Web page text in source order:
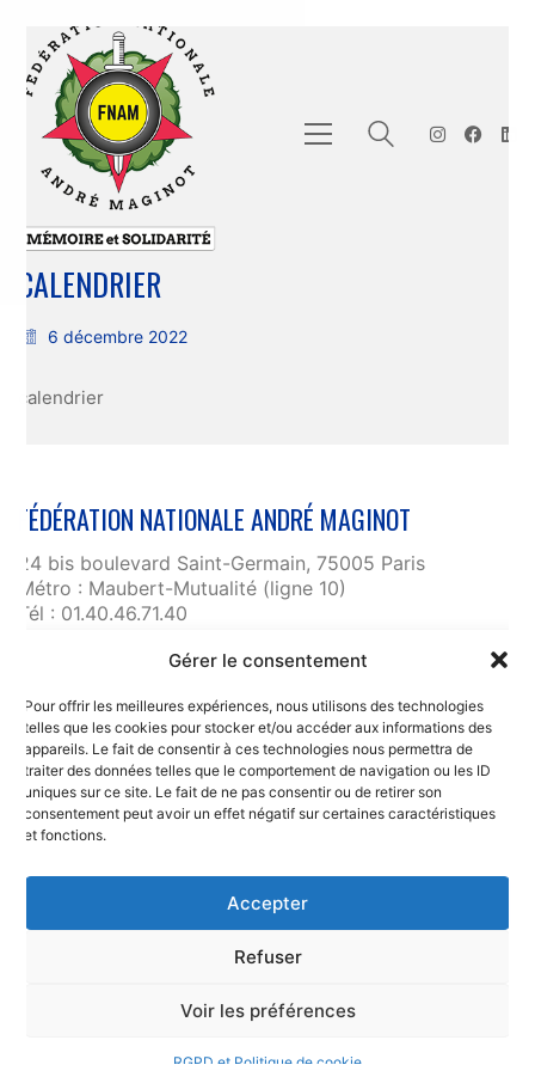
Gérer le consentement
Pour offrir les meilleures expériences, nous utilisons des technologies
telles que les cookies pour stocker et/ou accéder aux informations des
appareils. Le fait de consentir à ces technologies nous permettra de
traiter des données telles que le comportement de navigation ou les ID
uniques sur ce site. Le fait de ne pas consentir ou de retirer son
consentement peut avoir un effet négatif sur certaines caractéristiques
et fonctions.
Accepter
Refuser
Voir les préférences
RGPD et Politique de cookie
CALENDRIER
6 décembre 2022
calendrier
FÉDÉRATION NATIONALE ANDRÉ MAGINOT
24 bis boulevard Saint-Germain, 75005 Paris
Métro : Maubert-Mutualité (ligne 10)
Tél : 01.40.46.71.40
Liens utiles
RGPD et confidentialité des données
Mentions légales